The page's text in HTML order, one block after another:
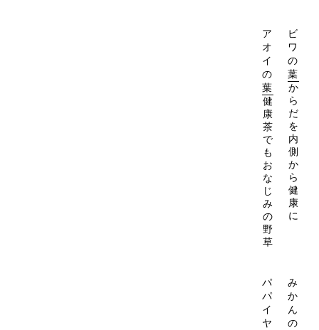
ア
オ
イ
の
葉
健
康
茶
で
も
お
な
じ
み
の
野
草
ビ
ワ
の
葉
か
ら
だ
を
内
側
か
ら
健
康
に
パ
パ
イ
ヤ
み
か
ん
の